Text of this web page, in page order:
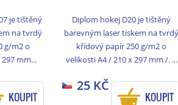
je tištěný
na tvrdý
g/m2 o
mm...
KOUPIT
Diplom hokej D20 je tištěný
barevným laser tiskem na tvrdý
křídový papír 250 g/m2 o
velikosti A4 / 210 x 297 mm /. ...
25 KČ
KOUPIT